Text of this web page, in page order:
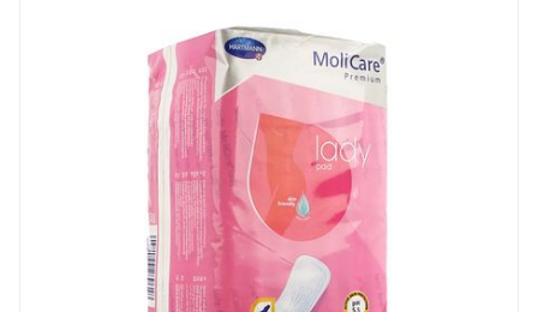
195 mm
101 mm
Kamertemperatuur (15°C -
25°C)